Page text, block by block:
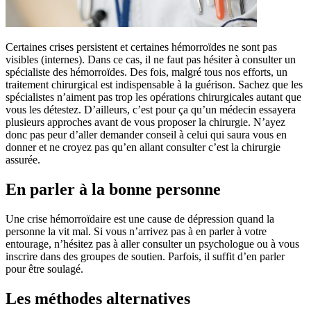
Certaines crises persistent et certaines hémorroïdes ne sont pas
visibles (internes). Dans ce cas, il ne faut pas hésiter à consulter un
spécialiste des hémorroïdes. Des fois, malgré tous nos efforts, un
traitement chirurgical est indispensable à la guérison. Sachez que les
spécialistes n’aiment pas trop les opérations chirurgicales autant que
vous les détestez. D’ailleurs, c’est pour ça qu’un médecin essayera
plusieurs approches avant de vous proposer la chirurgie. N’ayez
donc pas peur d’aller demander conseil à celui qui saura vous en
donner et ne croyez pas qu’en allant consulter c’est la chirurgie
assurée.
En parler à la bonne personne
Une crise hémorroïdaire est une cause de dépression quand la
personne la vit mal. Si vous n’arrivez pas à en parler à votre
entourage, n’hésitez pas à aller consulter un psychologue ou à vous
inscrire dans des groupes de soutien. Parfois, il suffit d’en parler
pour être soulagé.
Les méthodes alternatives